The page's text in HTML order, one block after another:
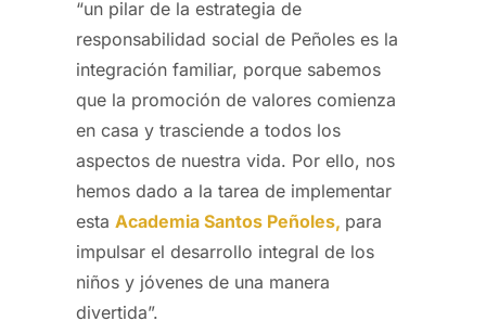
“un pilar de la estrategia de
responsabilidad social de Peñoles es la
integración familiar, porque sabemos
que la promoción de valores comienza
en casa y trasciende a todos los
aspectos de nuestra vida. Por ello, nos
hemos dado a la tarea de implementar
esta Academia Santos Peñoles, para
impulsar el desarrollo integral de los
niños y jóvenes de una manera
divertida”.